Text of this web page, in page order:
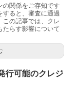
の関係をご存知です
すると、審査に通過
この記事では、クレ
たらす影響について
行可能のクレジ